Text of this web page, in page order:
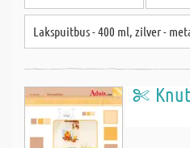
Lakspuitbus - 400 ml, zilver -